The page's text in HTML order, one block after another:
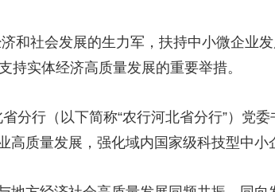
和社会发展的生力军，扶持中小微企业
持实体经济高质量发展的重要举措。
行（以下简称“农行河北省分行”）党委
质量发展，强化域内国家级科技型中小